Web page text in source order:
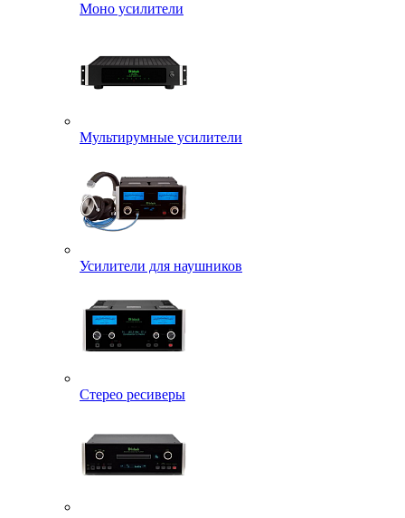
Моно усилители
Мультирумные усилители
Усилители для наушников
Стерео ресиверы